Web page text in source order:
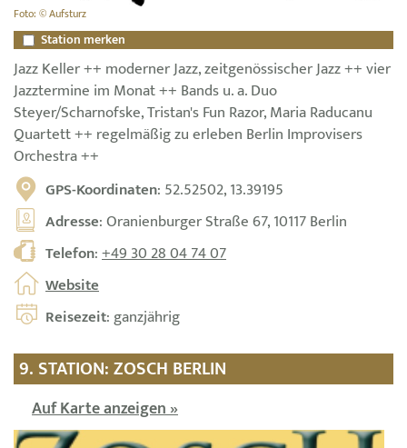
Foto: © Aufsturz
Station merken
Jazz Keller ++ moderner Jazz, zeitgenössischer Jazz ++ vier
Jazztermine im Monat ++ Bands u. a. Duo
Steyer/Scharnofske, Tristan's Fun Razor, Maria Raducanu
Quartett ++ regelmäßig zu erleben Berlin Improvisers
Orchestra ++
GPS-Koordinaten: 52.52502, 13.39195
Adresse: Oranienburger Straße 67, 10117 Berlin
Telefon:+49 30 28 04 74 07
Website
Reisezeit: ganzjährig
9. STATION: ZOSCH BERLIN
Auf Karte anzeigen »